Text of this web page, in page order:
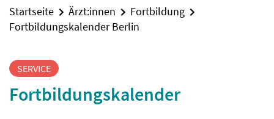
Startseite Ärzt:innen
Fortbildung
Fortbildungskalender Berlin
SERVICE
Fortbildungskalender